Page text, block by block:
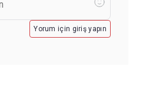
Yorum için giriş yapın